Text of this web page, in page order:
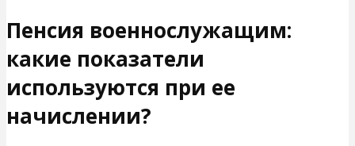
Пенсия военнослужащим:
какие показатели
используются при ее
начислении?